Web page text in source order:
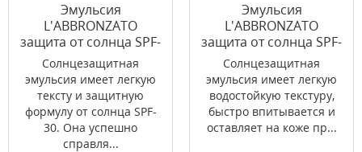
Эмульсия
L'ABBRONZATO
защита от солнца SPF-
30 200 мл
Солнцезащитная
эмульсия имеет легкую
тексту и защитную
формулу от солнца SPF-
30. Она успешно
справля...
Эмульсия
L'ABBRONZATO
защита от солнца SPF-
50 200 мл
Солнцезащитная
эмульсия имеет легкую
водостойкую текстуру,
быстро впитывается и
оставляет на коже пр...